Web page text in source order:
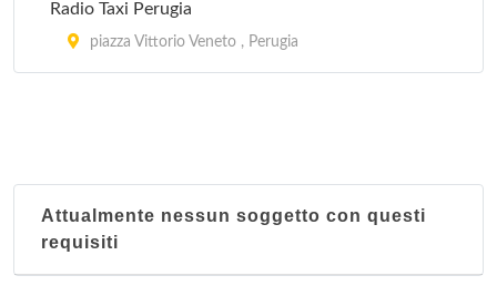
Radio Taxi Perugia
piazza Vittorio Veneto , Perugia
Attualmente nessun soggetto con questi
requisiti